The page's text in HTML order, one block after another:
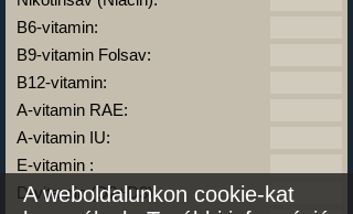
B6-vitamin:
B9-vitamin Folsav:
B12-vitamin:
A-vitamin RAE:
A-vitamin IU:
E-vitamin :
D-vitamin (D2+D3):
A weboldalunkon cookie-kat